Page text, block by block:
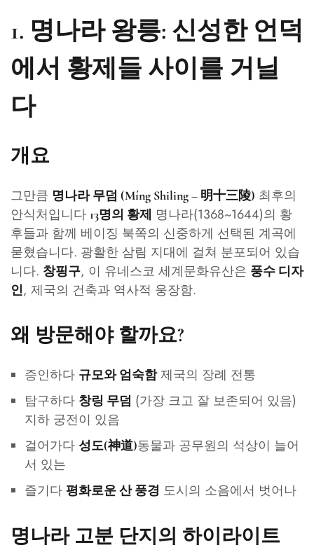
1. 명나라 왕릉: 신성한 언덕
에서 황제들 사이를 거닐
다
개요
그만큼 명나라 무덤 (Míng Shiling – 明十三陵) 최후의
안식처입니다 13명의 황제 명나라(1368~1644)의 황
후들과 함께 베이징 북쪽의 신중하게 선택된 계곡에
묻혔습니다. 광활한 삼림 지대에 걸쳐 분포되어 있습
니다. 창핑구, 이 유네스코 세계문화유산은 풍수 디자
인, 제국의 건축과 역사적 웅장함.
왜 방문해야 할까요?
증인하다 규모와 엄숙함제국의 장례 전통
탐구하다 창링 무덤 (가장 크고 잘 보존되어 있음)
지하 궁전이 있음
걸어가다 성도(神道)동물과 공무원의 석상이 늘어
서 있는
즐기다 평화로운 산 풍경 도시의 소음에서 벗어나
명나라 고분 단지의 하이라이트